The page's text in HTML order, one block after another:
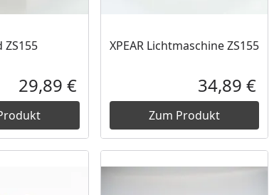
ZS155
Aktueller Preis
29,89 €
XPEAR Lichtmaschine ZS155
34,89 €
Zum Produkt